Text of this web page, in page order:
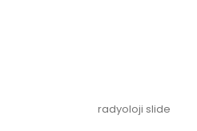
radyoloji slide